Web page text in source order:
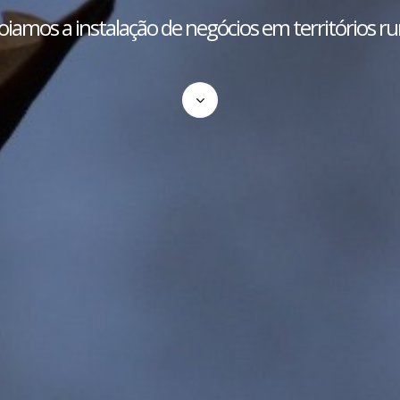
a instalação de negócios em territórios